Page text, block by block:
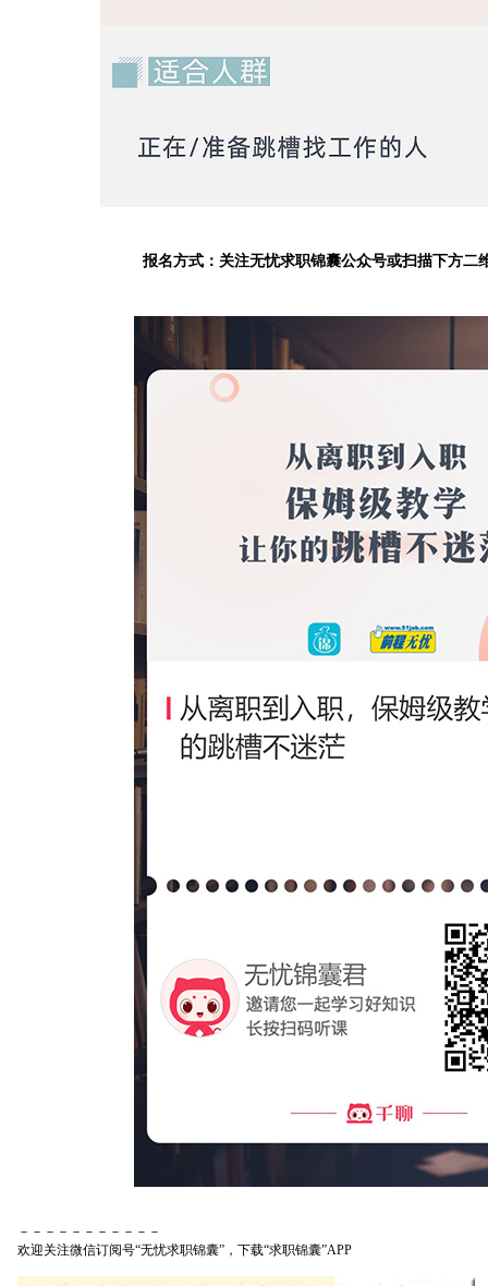
报名方式：关注无忧求职锦囊公众号或扫描下方二
－－－－－－－－－－－
欢迎关注微信订阅号“无忧求职锦囊”，下载“求职锦囊”APP